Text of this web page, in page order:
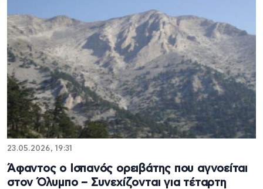
23.05.2026, 19:31
Άφαντος ο Ισπανός ορειβάτης που αγνοείται
στον Όλυμπο – Συνεχίζονται για τέταρτη